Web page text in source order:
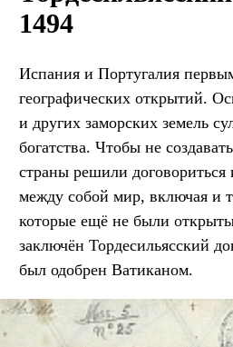
1494
Испания и Португалия
географических открытий.
и других заморских земель
богатства. Чтобы не
страны решили договориться
между собой мир, включая и
которые ещё не были
заключён Тордесильясский
был одобрен Ватиканом.